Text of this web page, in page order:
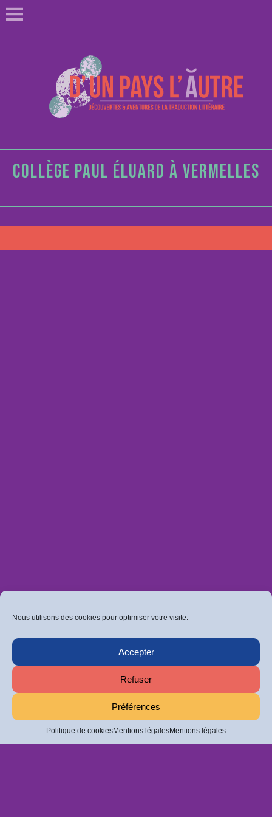
Nous utilisons des cookies pour optimiser votre visite.
Accepter
Refuser
Préférences
Politique de cookiesMentions légalesMentions légales
COLLÈGE PAUL ÉLUARD À VERMELLES
Retrouvez-nous sur Facebook